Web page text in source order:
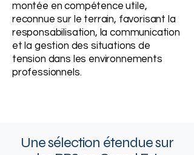
montée en compétence utile,
reconnue sur le terrain, favorisant la
responsabilisation, la communication
et la gestion des situations de
tension dans les environnements
professionnels.
Une sélection étendue sur